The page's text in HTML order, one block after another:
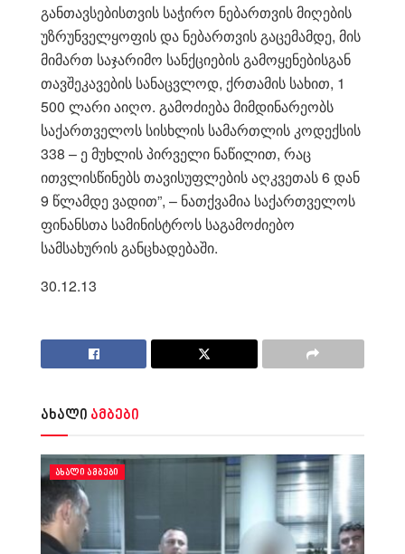
განთავსებისთვის საჭირო ნებართვის მიღების
უზრუნველყოფის და ნებართვის გაცემამდე, მის
მიმართ საჯარიმო სანქციების გამოყენებისგან
თავშეკავების სანაცვლოდ, ქრთამის სახით, 1
500 ლარი აიღო. გამოძიება მიმდინარეობს
საქართველოს სისხლის სამართლის კოდექსის
338 – ე მუხლის პირველი ნაწილით, რაც
ითვლისწინებს თავისუფლების აღკვეთას 6 დან
9 წლამდე ვადით”, – ნათქვამია საქართველოს
ფინანსთა სამინისტროს საგამოძიებო
სამსახურის განცხადებაში.
30.12.13
ახალი ამბები
ᲐᲮᲐᲚᲘ ᲐᲛᲑᲔᲑᲘ